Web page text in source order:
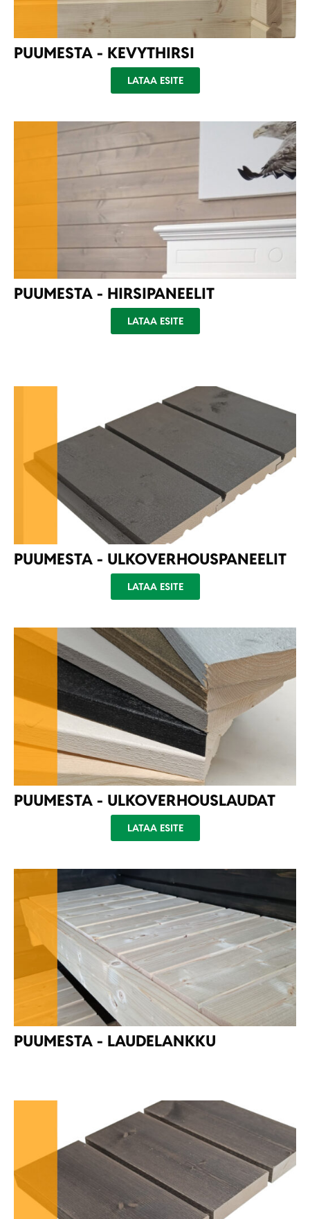
PUUMESTA - KEVYTHIRSI
LATAA ESITE
PUUMESTA - HIRSIPANEELIT
LATAA ESITE
PUUMESTA - ULKOVERHOUSPANEELIT
LATAA ESITE
PUUMESTA - ULKOVERHOUSLAUDAT
LATAA ESITE
PUUMESTA - LAUDELANKKU